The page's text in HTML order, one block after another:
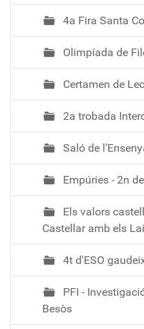
4a Fira Santa
Olimpíada de
Certamen de
2a trobada
Saló de
Empúries - 2n
Els valors
Castellar amb els
4t d'ESO
PFI -
Besòs